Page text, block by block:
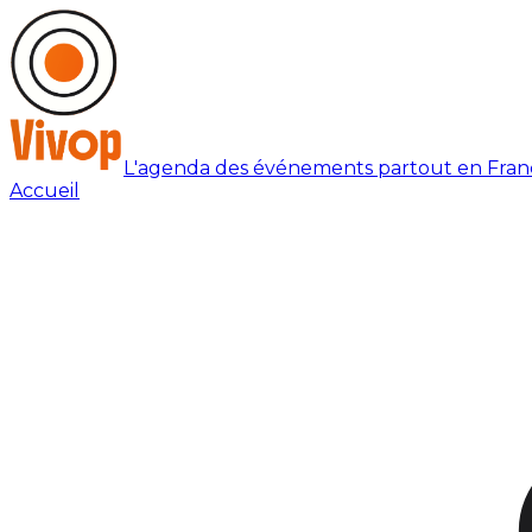
L'agenda des événements partout en
Accueil